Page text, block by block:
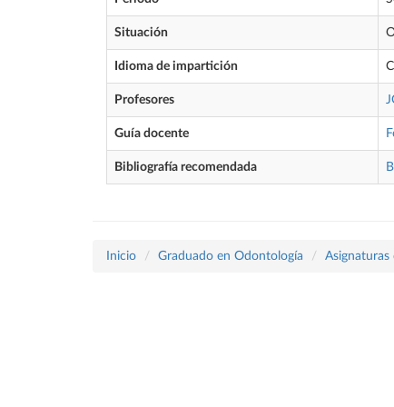
Situación
Idioma de impartición
Profesores
Guía docente
Bibliografía recomendada
Inicio Graduado en Odontología